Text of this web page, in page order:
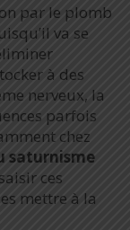
par le plomb
va se
à des
nerveux, la
parfois
chez
saturnisme
ces
mettre à la